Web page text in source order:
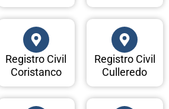
Registro Civil
Coristanco
Registro Civil
Culleredo